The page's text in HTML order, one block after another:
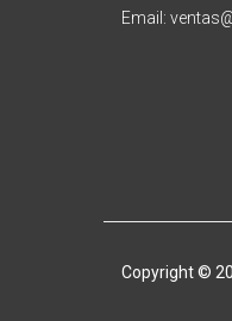
Email:
Copyright ©